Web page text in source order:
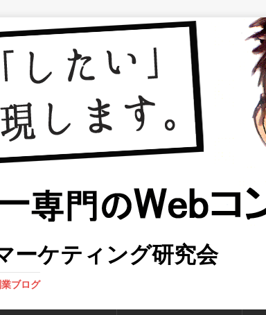
ーケティング研究会
ブログ